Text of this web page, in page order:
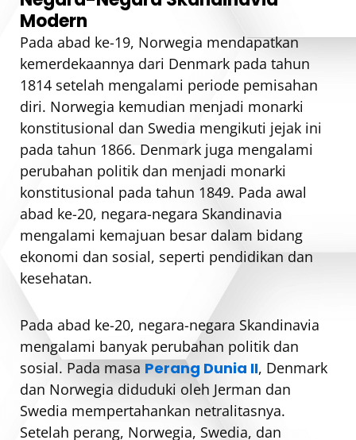
Modern
Pada abad ke-19, Norwegia mendapatkan
kemerdekaannya dari Denmark pada tahun
1814 setelah mengalami periode pemisahan
diri. Norwegia kemudian menjadi monarki
konstitusional dan Swedia mengikuti jejak ini
pada tahun 1866. Denmark juga mengalami
perubahan politik dan menjadi monarki
konstitusional pada tahun 1849. Pada awal
abad ke-20, negara-negara Skandinavia
mengalami kemajuan besar dalam bidang
ekonomi dan sosial, seperti pendidikan dan
kesehatan.
Pada abad ke-20, negara-negara Skandinavia
mengalami banyak perubahan politik dan
sosial. Pada masa Perang Dunia II, Denmark
dan Norwegia diduduki oleh Jerman dan
Swedia mempertahankan netralitasnya.
Setelah perang, Norwegia, Swedia, dan